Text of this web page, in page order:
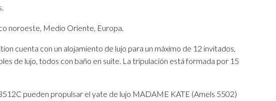
noroeste, Medio Oriente, Europa.
cuenta con un alojamiento de lujo para un máximo de 12 invitados,
de lujo, todos con baño en suite. La tripulación está formada por 15
pueden propulsar el yate de lujo MADAME KATE (Amels 5502)